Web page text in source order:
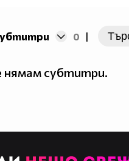
0 |
нямам субтитри.